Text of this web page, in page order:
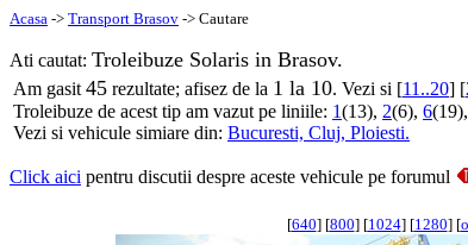
Acasa -> Transport Brasov -> Cautare
Ati cautat: Troleibuze Solaris in Brasov.
Am gasit 45 rezultate; afisez de la 1 la 10. Vezi si [11..20] [
Troleibuze de acest tip am vazut pe liniile: 1(13), 2(6), 6(19),
Vezi si vehicule simiare din: Bucuresti, Cluj, Ploiesti.
Click aici pentru discutii despre aceste vehicule pe forumul
[640] [800] [1024] [1280] [